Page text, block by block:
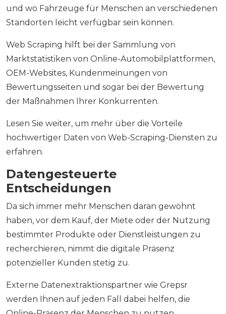
und wo Fahrzeuge für Menschen an verschiedenen
Standorten leicht verfügbar sein können.
Web Scraping hilft bei der Sammlung von
Marktstatistiken von Online-Automobilplattformen,
OEM-Websites, Kundenmeinungen von
Bewertungsseiten und sogar bei der Bewertung
der Maßnahmen Ihrer Konkurrenten.
Lesen Sie weiter, um mehr über die Vorteile
hochwertiger Daten von Web-Scraping-Diensten zu
erfahren.
Datengesteuerte
Entscheidungen
Da sich immer mehr Menschen daran gewöhnt
haben, vor dem Kauf, der Miete oder der Nutzung
bestimmter Produkte oder Dienstleistungen zu
recherchieren, nimmt die digitale Präsenz
potenzieller Kunden stetig zu.
Externe Datenextraktionspartner wie Grepsr
werden Ihnen auf jeden Fall dabei helfen, die